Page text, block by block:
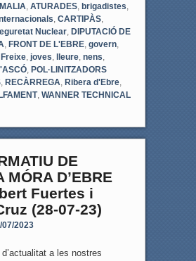
, ATURADES, brigadistes,
, CARTIPÀS,
Nuclear, DIPUTACIÓ DE
, FRONT DE L'EBRE, govern,
, joves, lleure, nens,
, POL·LINITZADORS
, RECÀRREGA, Ribera d'Ebre,
, WANNER TECHNICAL
DE
MÓRA D’EBRE
Fuertes i
(28-07-23)
07/2023
a les nostres